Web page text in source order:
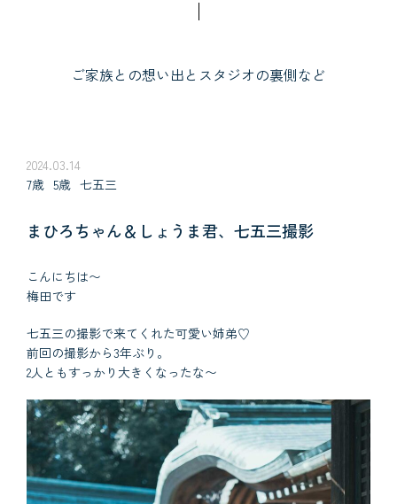
ご家族との想い出とスタジオの裏側など
2024.03.14
7歳 5歳 七五三
まひろちゃん＆しょうま君、七五三撮影
こんにちは〜
梅田です
七五三の撮影で来てくれた可愛い姉弟♡
前回の撮影から3年ぶり。
2人ともすっかり大きくなったな〜